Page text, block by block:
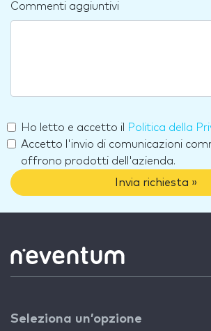
Commenti aggiuntivi
Ho letto e accetto il Politica della
Accetto l'invio di comunicazioni
offrono prodotti dell'azienda.
Invia richiesta »
Seleziona un’opzione